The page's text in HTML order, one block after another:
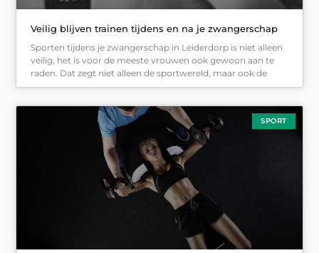
Veilig blijven trainen tijdens en na je zwangerschap
Sporten tijdens je zwangerschap in Leiderdorp is niet alleen
veilig, het is voor de meeste vrouwen ook gewoon aan te
raden. Dat zegt niet alleen de sportwereld, maar ook de
SPORT